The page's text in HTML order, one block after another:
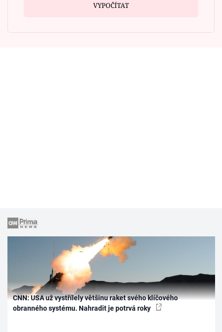
VYPOČÍTAT
CNN: USA už vystřílely většinu raket svého klíčového
obranného systému. Nahradit je potrvá roky